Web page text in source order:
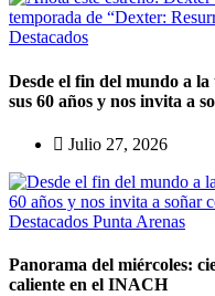
Destacados
Desde el fin del mundo a
sus 60 años y nos invita a
Julio 27, 2026
Destacados Punta Arenas
Panorama del miércoles:
caliente en el INACH